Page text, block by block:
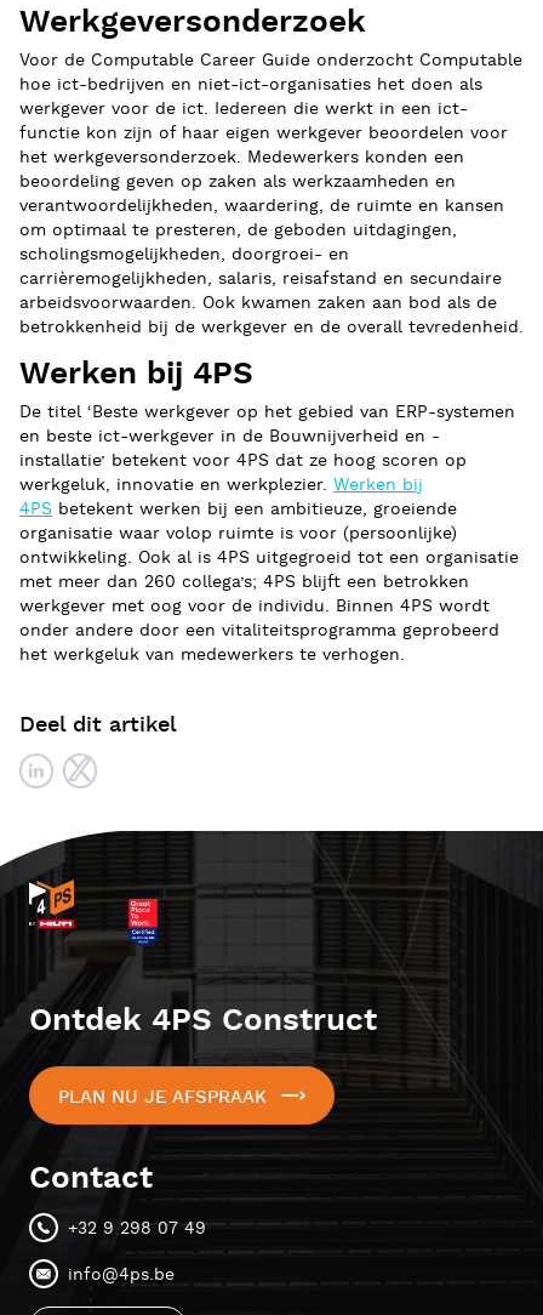
Werkgeversonderzoek
Voor de Computable Career Guide onderzocht Computable
hoe ict-bedrijven en niet-ict-organisaties het doen als
werkgever voor de ict. Iedereen die werkt in een ict-
functie kon zijn of haar eigen werkgever beoordelen voor
het werkgeversonderzoek. Medewerkers konden een
beoordeling geven op zaken als werkzaamheden en
verantwoordelijkheden, waardering, de ruimte en kansen
om optimaal te presteren, de geboden uitdagingen,
scholingsmogelijkheden, doorgroei- en
carrièremogelijkheden, salaris, reisafstand en secundaire
arbeidsvoorwaarden. Ook kwamen zaken aan bod als de
betrokkenheid bij de werkgever en de overall tevredenheid.
Werken bij 4PS
De titel ‘Beste werkgever op het gebied van ERP-systemen
en beste ict-werkgever in de Bouwnijverheid en -
installatie’ betekent voor 4PS dat ze hoog scoren op
werkgeluk, innovatie en werkplezier. Werken bij
4PS betekent werken bij een ambitieuze, groeiende
organisatie waar volop ruimte is voor (persoonlijke)
ontwikkeling. Ook al is 4PS uitgegroeid tot een organisatie
met meer dan 260 collega’s; 4PS blijft een betrokken
werkgever met oog voor de individu. Binnen 4PS wordt
onder andere door een vitaliteitsprogramma geprobeerd
het werkgeluk van medewerkers te verhogen.
Deel dit artikel
Ontdek 4PS Construct
PLAN NU JE AFSPRAAK
Contact
+32 9 298 07 49
info@4ps.be